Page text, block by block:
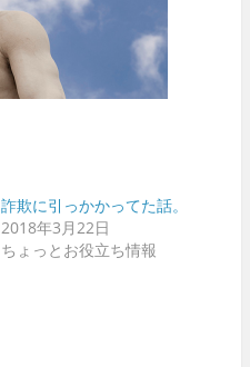
詐欺に引っかかってた話。
2018年3月22日
ちょっとお役立ち情報